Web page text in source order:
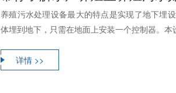
养殖污水处理设备最大的特点是实现了地下埋
体埋到地下，只需在地面上安装一个控制器。
详情 >>